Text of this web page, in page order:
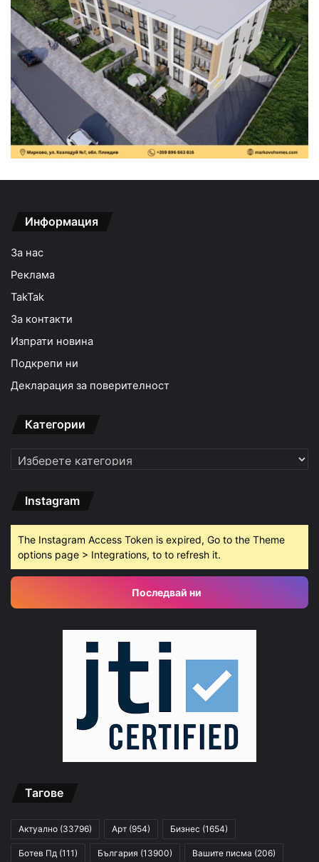
Информация
За нас
Реклама
TakTak
За контакти
Изпрати новина
Подкрепи ни
Декларация за поверителност
Категории
Категории
Instagram
The Instagram Access Token is expired, Go to the Theme
options page > Integrations, to to refresh it.
Последвай ни
Тагове
Актуално (33796) Арт (954) Бизнес (1654)
Ботев Пд (111) България (13900) Вашите писма (206)